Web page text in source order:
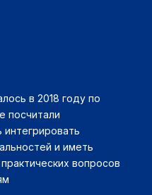
в 2018 году по
посчитали
и иметь
вопросов